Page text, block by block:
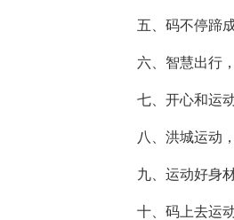
五、码不停蹄成
六、智慧出行，
七、开心和运动
八、洪城运动，“
九、运动好身材
十、码上去运动